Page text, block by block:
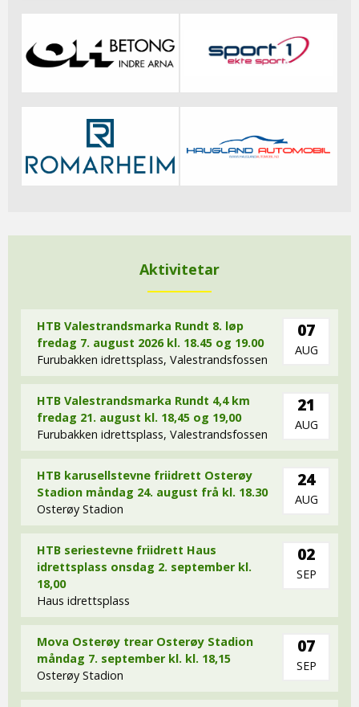
Aktivitetar
HTB Valestrandsmarka Rundt 8. løp
fredag 7. august 2026 kl. 18.45 og 19.00
Furubakken idrettsplass, Valestrandsfossen
07
AUG
HTB Valestrandsmarka Rundt 4,4 km
fredag 21. august kl. 18,45 og 19,00
Furubakken idrettsplass, Valestrandsfossen
21
AUG
HTB karusellstevne friidrett Osterøy
Stadion måndag 24. august frå kl. 18.30
Osterøy Stadion
24
AUG
HTB seriestevne friidrett Haus
idrettsplass onsdag 2. september kl.
18,00
Haus idrettsplass
02
SEP
Mova Osterøy trear Osterøy Stadion
måndag 7. september kl. kl. 18,15
Osterøy Stadion
07
SEP